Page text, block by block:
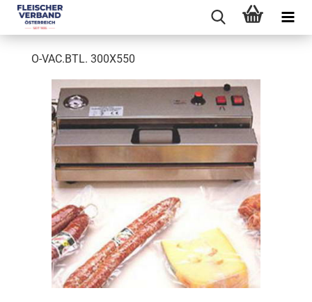
O-VAC.BTL. 300X550